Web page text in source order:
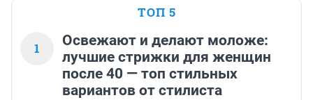
ТОП 5
1
Освежают и делают моложе:
лучшие стрижки для женщин
после 40 — топ стильных
вариантов от стилиста